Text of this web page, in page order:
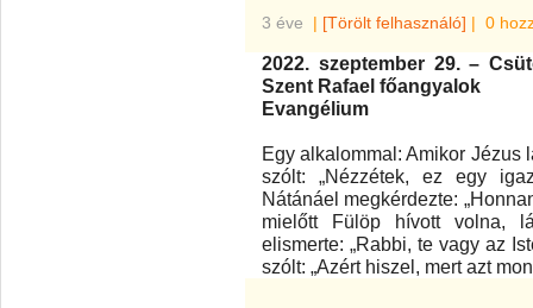
3 éve | [Törölt felhasználó] | 0
2022. szeptember 29. –
Szent Rafael főangyalok
Evangélium
Egy alkalommal: Amikor Jézus
szólt: „Nézzétek, ez egy
Nátánáel megkérdezte:
mielőtt Fülöp hívott volna,
elismerte: „Rabbi, te vagy az
szólt: „Azért hiszel, mert azt